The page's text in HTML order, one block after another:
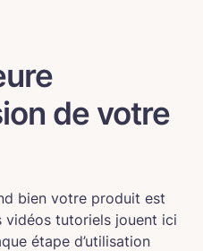
de votre
bien votre produit est
vidéos tutoriels jouent ici
étape d’utilisation